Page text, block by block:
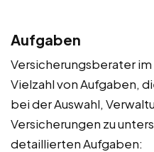
Aufgaben
Versicherungsberater
Vielzahl von Aufgaben,
bei der Auswahl,
Versicherungen zu
detaillierten Aufgaben: